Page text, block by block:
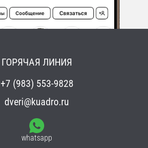
ГОРЯЧАЯ ЛИНИЯ
+7 (983) 553-9828
dveri@kuadro.ru
whatsapp